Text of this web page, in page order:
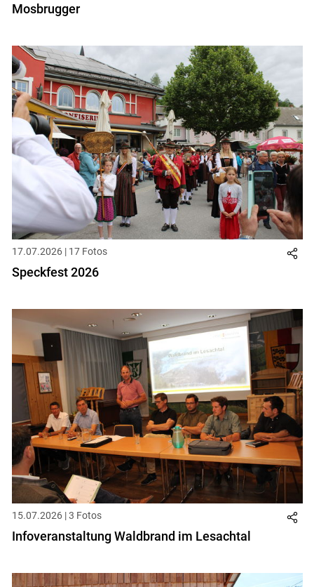
Skip to main content
Mosbrugger
17.07.2026 | 17 Fotos
Speckfest 2026
15.07.2026 | 3 Fotos
Infoveranstaltung Waldbrand im Lesachtal